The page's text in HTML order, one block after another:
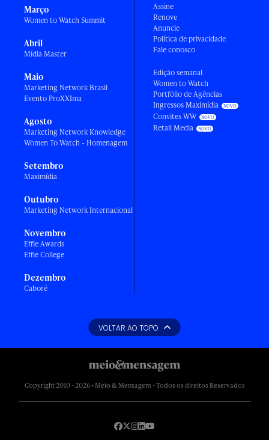
Março
Women to Watch Summit
Abril
Mídia Master
Maio
Marketing Network Brasil
Evento ProXXIma
Agosto
Marketing Network Knowledge
Women To Watch - Homenagem
Setembro
Maximídia
Outubro
Marketing Network Internacional
Novembro
Effie Awards
Effie College
Dezembro
Caboré
Assine
Renove
Anuncie
Política de privacidade
Fale conosco
Edição semanal
Women to Watch
Portfólio de Agências
Ingressos Maximídia
Convites WW
Retail Media
VOLTAR AO TOPO
Copyright 2010 - 2026 • Meio & Mensagem - Todos os direitos Reservados